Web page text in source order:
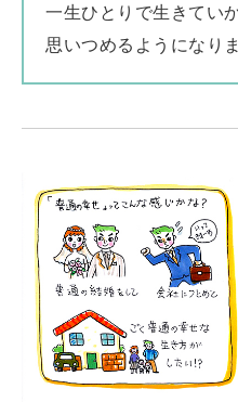
一生ひとりで生きてい
思いつめるようになりま